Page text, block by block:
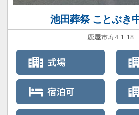
池田葬祭 ことぶき
鹿屋市寿4-1-18